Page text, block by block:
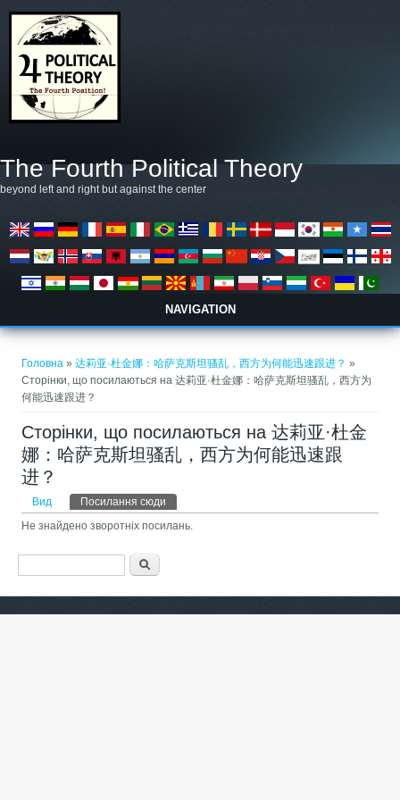
The Fourth Political Theory
beyond left and right but against the center
NAVIGATION
Головна »达莉亚·杜金娜：哈萨克斯坦骚乱，西方为何能迅速跟进？ »
Сторінки, що посилаються на 达莉亚·杜金娜：哈萨克斯坦骚乱，西方为
何能迅速跟进？
Сторінки, що посилаються на 达莉亚·杜金
娜：哈萨克斯坦骚乱，西方为何能迅速跟
进？
Первинні вкладки
Вид Посилання сюди
Не знайдено зворотніх посилань.
Пошукова форма